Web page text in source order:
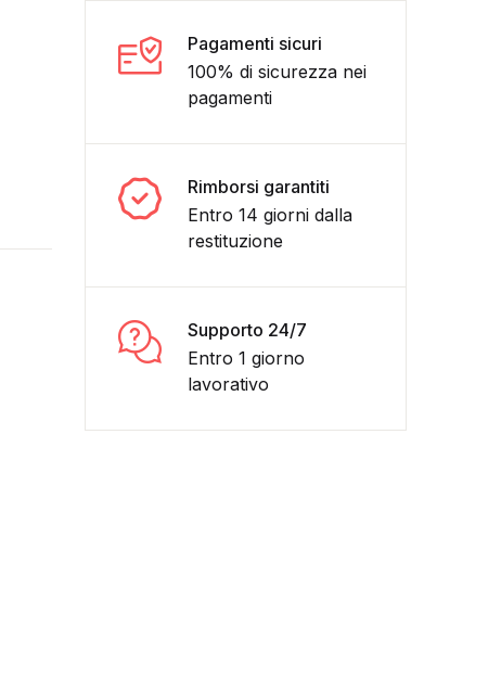
Pagamenti sicuri
100% di sicurezza nei
pagamenti
Rimborsi garantiti
Entro 14 giorni dalla
restituzione
Supporto 24/7
Entro 1 giorno
lavorativo